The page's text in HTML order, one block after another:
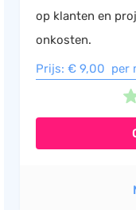
op klanten en
onkosten.
Prijs: € 9,00 per